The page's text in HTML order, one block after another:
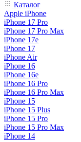
Каталог
Apple iPhone
iPhone 17 Pro
iPhone 17 Pro Max
iPhone 17e
iPhone 17
iPhone Air
iPhone 16
iPhone 16e
iPhone 16 Pro
iPhone 16 Pro Max
iPhone 15
iPhone 15 Plus
iPhone 15 Pro
iPhone 15 Pro Max
iPhone 14